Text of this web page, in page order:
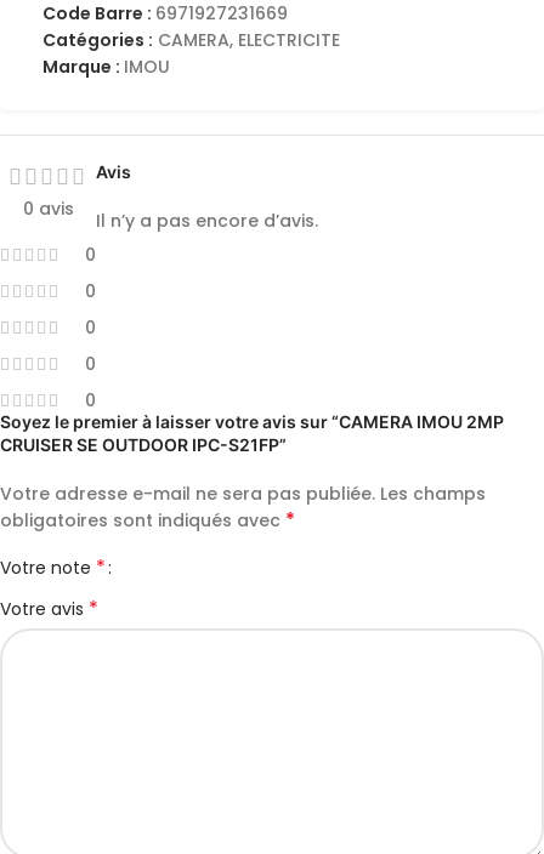
Code Barre : 6971927231669
Catégories : CAMERA, ELECTRICITE
Marque : IMOU
0 avis
0
0
0
0
0
Avis
Il n’y a pas encore d’avis.
Soyez le premier à laisser votre avis sur “CAMERA IMOU 2MP
CRUISER SE OUTDOOR IPC-S21FP”
Votre adresse e-mail ne sera pas publiée. Les champs
obligatoires sont indiqués avec *
Votre note *
Votre avis *